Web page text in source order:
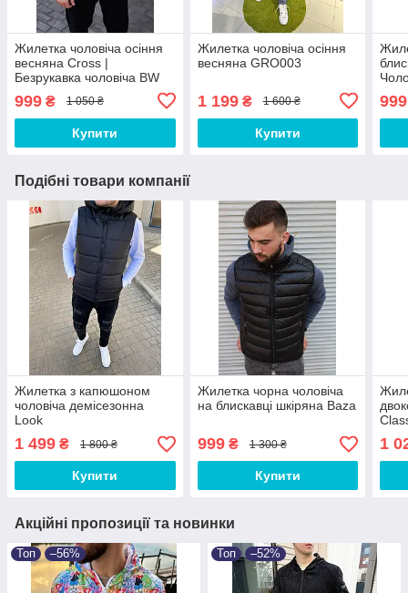
Жилетка чоловіча осіння
весняна Cross |
Безрукавка чоловіча BW
999 ₴ 1 050 ₴
Купити
Жилетка чоловіча осіння
весняна GRO003
1 199₴ 1 600 ₴
Купити
999
Подібні товари компанії
Жилетка з капюшоном
чоловіча демісезонна
Look
1 499 ₴ 1 800 ₴
Купити
Жилетка чорна чоловіча
на блискавці шкіряна Baza
999₴ 1 300 ₴
Купити
1
Акційні пропозиції та новинки
Топ –56% Топ –52%